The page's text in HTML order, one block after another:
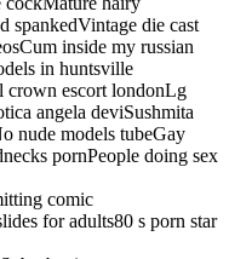
spankedVintage die cast
inside my russian
in huntsville
crown escort londonLg
angela deviSushmita
nude models tubeGay
pornPeople doing sex
comic
for adults80 s porn star